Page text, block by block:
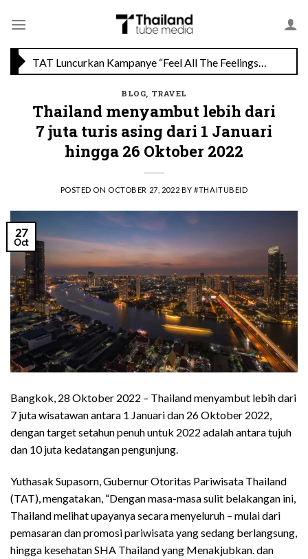
TAT Luncurkan Kampanye “Feel All The Feelings” dengan Lalisa LISA Manobal untuk Promosikan Pariwisata Berkualitas Thailand
BLOG, TRAVEL
Thailand menyambut lebih dari
7 juta turis asing dari 1 Januari
hingga 26 Oktober 2022
POSTED ON OCTOBER 27, 2022 BY#THAITUBEID
27
Oct
Bangkok, 28 Oktober 2022 – Thailand menyambut lebih dari
7 juta wisatawan antara 1 Januari dan 26 Oktober 2022,
dengan target setahun penuh untuk 2022 adalah antara tujuh
dan 10 juta kedatangan pengunjung.
Yuthasak Supasorn, Gubernur Otoritas Pariwisata Thailand
(TAT), mengatakan, “Dengan masa-masa sulit belakangan ini,
Thailand melihat upayanya secara menyeluruh – mulai dari
pemasaran dan promosi pariwisata yang sedang berlangsung,
hingga kesehatan SHA Thailand yang Menakjubkan. dan